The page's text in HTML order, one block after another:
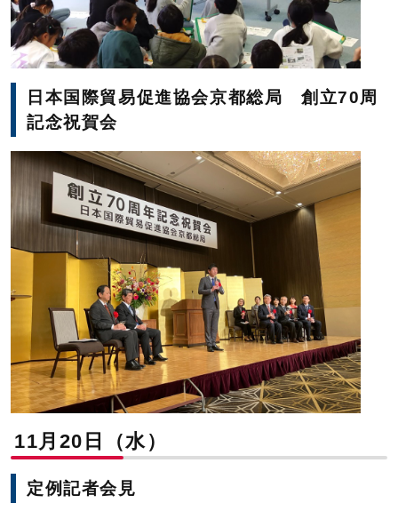
日本国際貿易促進協会京都総局 創立70周
記念祝賀会
11月20日（水）
定例記者会見